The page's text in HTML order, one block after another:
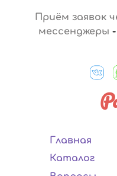
Приём заявок
мессенджеры -
Главная
Каталог